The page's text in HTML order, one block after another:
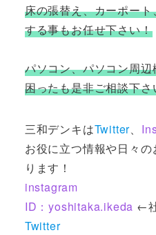
床の張替え、カーポー
する事もお任せ下さい！
パソコン、パソコン周
困ったも是非ご相談下さ
三和デンキはTwitter、
お役に立つ情報や日々
ります！
instagram
ID：yoshitaka.ikeda ←
Twitter